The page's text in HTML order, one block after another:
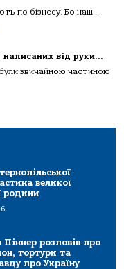
по бізнесу. Бо наш...
написаних від руки…
звичайною частиною
великої
родини
розповів про
тортури та
про Україну